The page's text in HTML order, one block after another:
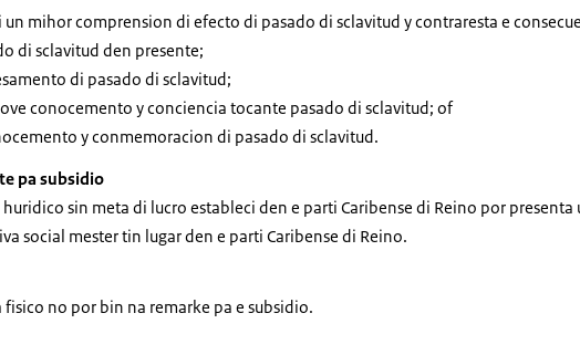
mihor comprension di efecto di pasado di sclavitud y contraresta e
di sclavitud den presente;
di pasado di sclavitud;
conocemento y conciencia tocante pasado di sclavitud; of
y conmemoracion di pasado di sclavitud.
pa subsidio
sin meta di lucro estableci den e parti Caribense di Reino por
social mester tin lugar den e parti Caribense di Reino.
fisico no por bin na remarke pa e subsidio.